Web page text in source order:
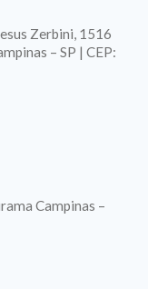
Zerbini, 1516
– SP | CEP:
Campinas –